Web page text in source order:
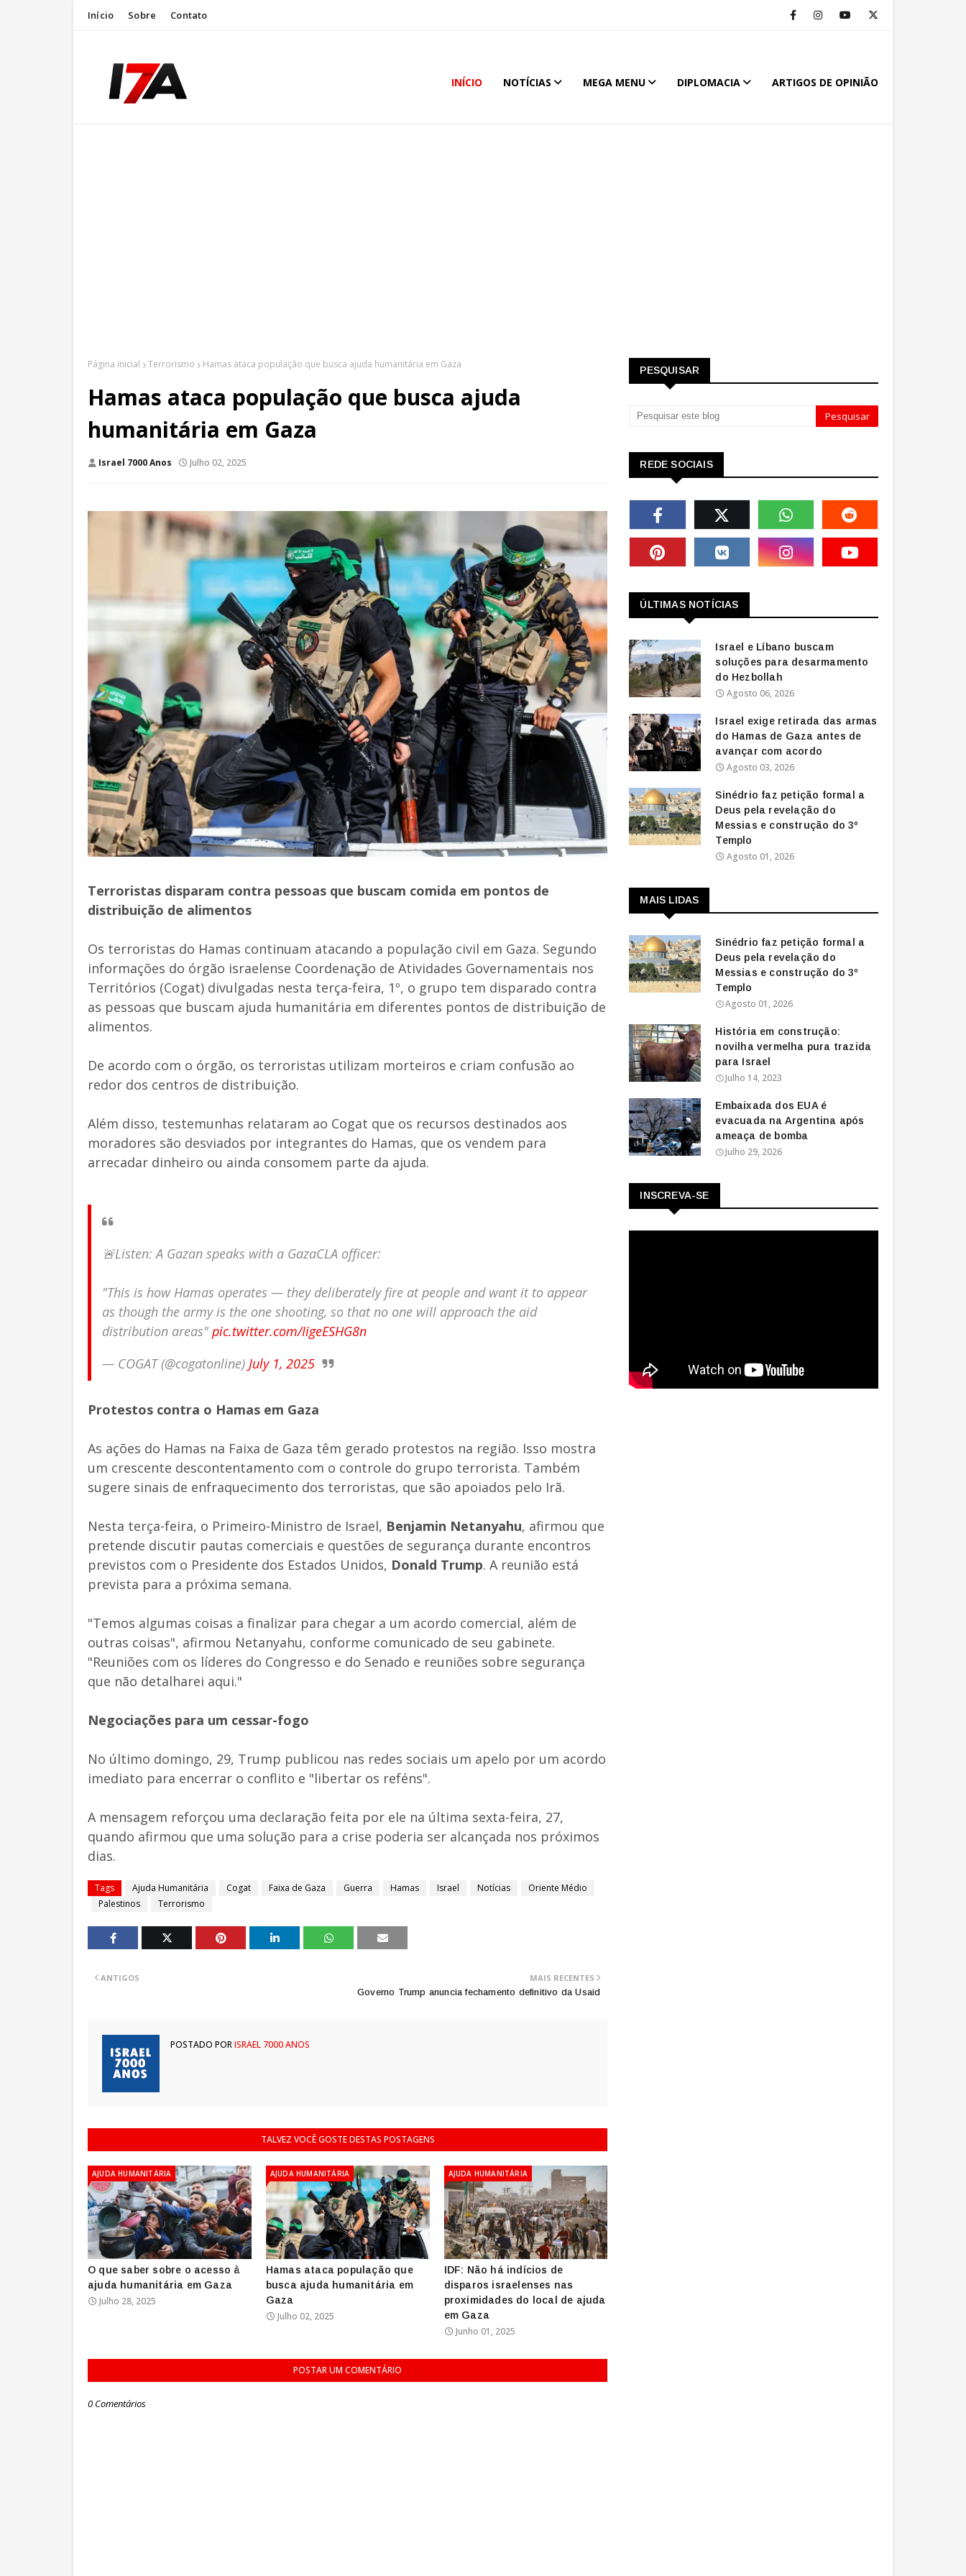
Início Sobre Contato
INÍCIO NOTÍCIAS MEGA MENU DIPLOMACIA ARTIGOS DE OPINIÃO
Página inicial Terrorismo Hamas ataca população que busca ajuda humanitária em Gaza
Hamas ataca população que busca ajuda
humanitária em Gaza
Israel 7000 Anos Julho 02, 2025
Terroristas disparam contra pessoas que buscam comida em pontos de
distribuição de alimentos
Os terroristas do Hamas continuam atacando a população civil em Gaza. Segundo
informações do órgão israelense Coordenação de Atividades Governamentais nos
Territórios (Cogat) divulgadas nesta terça-feira, 1º, o grupo tem disparado contra
as pessoas que buscam ajuda humanitária em diferentes pontos de distribuição de
alimentos.
De acordo com o órgão, os terroristas utilizam morteiros e criam confusão ao
redor dos centros de distribuição.
Além disso, testemunhas relataram ao Cogat que os recursos destinados aos
moradores são desviados por integrantes do Hamas, que os vendem para
arrecadar dinheiro ou ainda consomem parte da ajuda.
🚨Listen: A Gazan speaks with a GazaCLA officer:
"This is how Hamas operates — they deliberately fire at people and want it to appear
as though the army is the one shooting, so that no one will approach the aid
distribution areas" pic.twitter.com/IigeESHG8n
— COGAT (@cogatonline) July 1, 2025
Protestos contra o Hamas em Gaza
As ações do Hamas na Faixa de Gaza têm gerado protestos na região. Isso mostra
um crescente descontentamento com o controle do grupo terrorista. Também
sugere sinais de enfraquecimento dos terroristas, que são apoiados pelo Irã.
Nesta terça-feira, o Primeiro-Ministro de Israel, Benjamin Netanyahu, afirmou que
pretende discutir pautas comerciais e questões de segurança durante encontros
previstos com o Presidente dos Estados Unidos, Donald Trump. A reunião está
prevista para a próxima semana.
"Temos algumas coisas a finalizar para chegar a um acordo comercial, além de
outras coisas", afirmou Netanyahu, conforme comunicado de seu gabinete.
"Reuniões com os líderes do Congresso e do Senado e reuniões sobre segurança
que não detalharei aqui."
Negociações para um cessar-fogo
No último domingo, 29, Trump publicou nas redes sociais um apelo por um acordo
imediato para encerrar o conflito e "libertar os reféns".
A mensagem reforçou uma declaração feita por ele na última sexta-feira, 27,
quando afirmou que uma solução para a crise poderia ser alcançada nos próximos
dias.
Tags Ajuda Humanitária Cogat Faixa de Gaza Guerra Hamas Israel Notícias
Oriente Médio
Palestinos
Terrorismo
MAIS RECENTES
Governo Trump anuncia fechamento definitivo da Usaid
ANTIGOS
POSTADO PORISRAEL 7000 ANOS
TALVEZ VOCÊ GOSTE DESTAS POSTAGENS
AJUDA HUMANITÁRIA
O que saber sobre o acesso à
ajuda humanitária em Gaza
Julho 28, 2025
AJUDA HUMANITÁRIA
Hamas ataca população que
busca ajuda humanitária em
Gaza
Julho 02, 2025
AJUDA HUMANITÁRIA
IDF: Não há indícios de
disparos israelenses nas
proximidades do local de ajuda
em Gaza
Junho 01, 2025
POSTAR UM COMENTÁRIO
0 Comentários
PESQUISAR
REDE SOCIAIS
ÚLTIMAS NOTÍCIAS
Israel e Líbano buscam
soluções para desarmamento
do Hezbollah
Agosto 06, 2026
Israel exige retirada das armas
do Hamas de Gaza antes de
avançar com acordo
Agosto 03, 2026
Sinédrio faz petição formal a
Deus pela revelação do
Messias e construção do 3º
Templo
Agosto 01, 2026
MAIS LIDAS
Sinédrio faz petição formal a
Deus pela revelação do
Messias e construção do 3º
Templo
Agosto 01, 2026
História em construção:
novilha vermelha pura trazida
para Israel
Julho 14, 2023
Embaixada dos EUA é
evacuada na Argentina após
ameaça de bomba
Julho 29, 2026
INSCREVA-SE